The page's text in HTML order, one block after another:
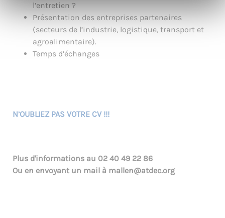
l’entretien ?
Présentation des entreprises partenaires
(secteurs de l’industrie, logistique, transport et
agroalimentaire).
Temps d’échanges
N’OUBLIEZ PAS VOTRE CV !!!
Plus d'informations au 02 40 49 22 86
Ou en envoyant un mail à mallen@atdec.org